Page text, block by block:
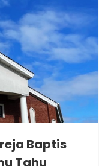
Baptis
Tahu